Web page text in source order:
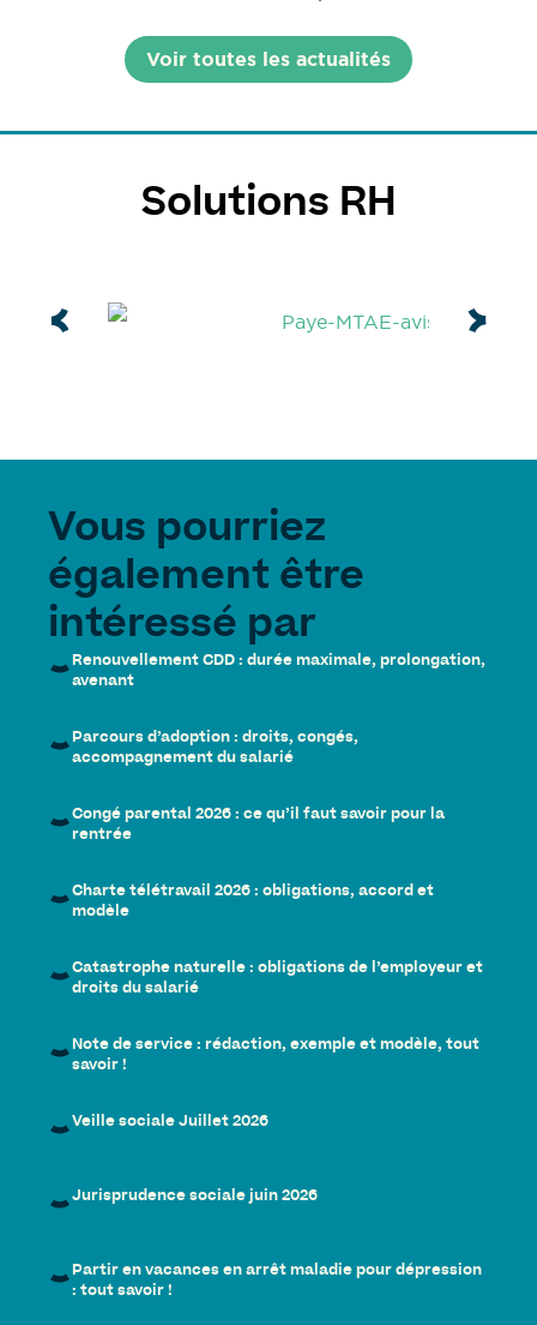
Voir toutes les actualités
Solutions RH
Vous pourriez
également être
intéressé par
Renouvellement CDD : durée maximale, prolongation,
avenant
Parcours d’adoption : droits, congés,
accompagnement du salarié
Congé parental 2026 : ce qu’il faut savoir pour la
rentrée
Charte télétravail 2026 : obligations, accord et
modèle
Catastrophe naturelle : obligations de l’employeur et
droits du salarié
Note de service : rédaction, exemple et modèle, tout
savoir !
Veille sociale Juillet 2026
Jurisprudence sociale juin 2026
Partir en vacances en arrêt maladie pour dépression
: tout savoir !